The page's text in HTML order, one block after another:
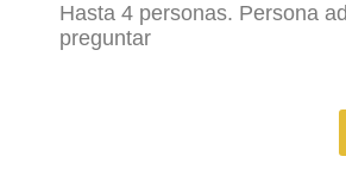
Hasta 4 personas. Persona
preguntar